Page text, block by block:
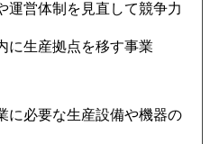
運営体制を見直して競争力
に生産拠点を移す事業
に必要な生産設備や機器の